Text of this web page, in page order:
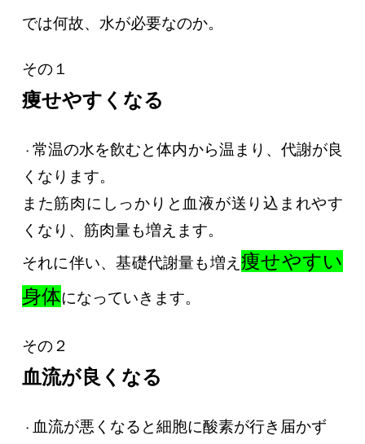
では何故、水が必要なのか。
その１
痩せやすくなる
・ 常温の水を飲むと体内から温まり、代謝が良
くなります。
また筋肉にしっかりと血液が送り込まれやす
くなり、筋肉量も増えます。
それに伴い、基礎代謝量も増え痩せやすい
身体になっていきます。
その２
血流が良くなる
・ 血流が悪くなると細胞に酸素が行き届かず